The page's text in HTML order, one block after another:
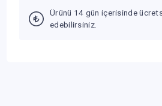
Ürünü 14 gün içerisinde
edebilirsiniz.